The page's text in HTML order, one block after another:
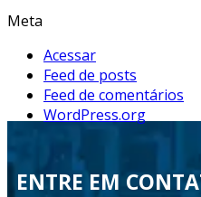
Meta
Acessar
Feed de posts
Feed de comentários
WordPress.org
ENTRE EM